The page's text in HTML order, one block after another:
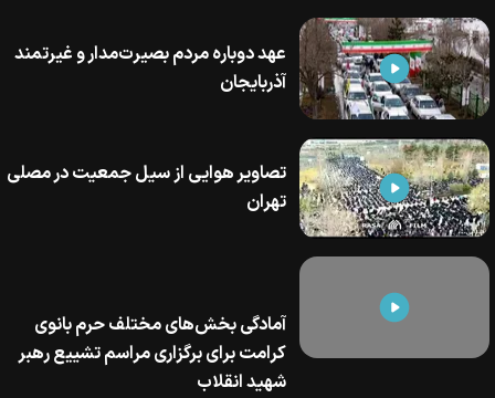
عهد دوباره مردم بصیرت‌مدار و غیرتمند
آذربایجان
تصاویر هوایی از سیل جمعیت در مصلی
تهران
آمادگی بخش‌های مختلف حرم بانوی
کرامت برای برگزاری مراسم تشییع رهبر
شهید انقلاب